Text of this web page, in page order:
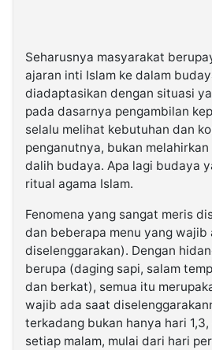
Seharusnya masyarakat
ajaran inti Islam ke dalam
diadaptasikan dengan situasi
pada dasarnya pengambilan
selalu melihat kebutuhan dan
penganutnya, bukan
dalih budaya. Apa lagi budaya
ritual agama Islam.
Fenomena yang sangat meris
dan beberapa menu yang wajib
diselenggarakan). Dengan
berupa (daging sapi, salam
dan berkat), semua itu
wajib ada saat
terkadang bukan hanya hari
setiap malam, mulai dari hari